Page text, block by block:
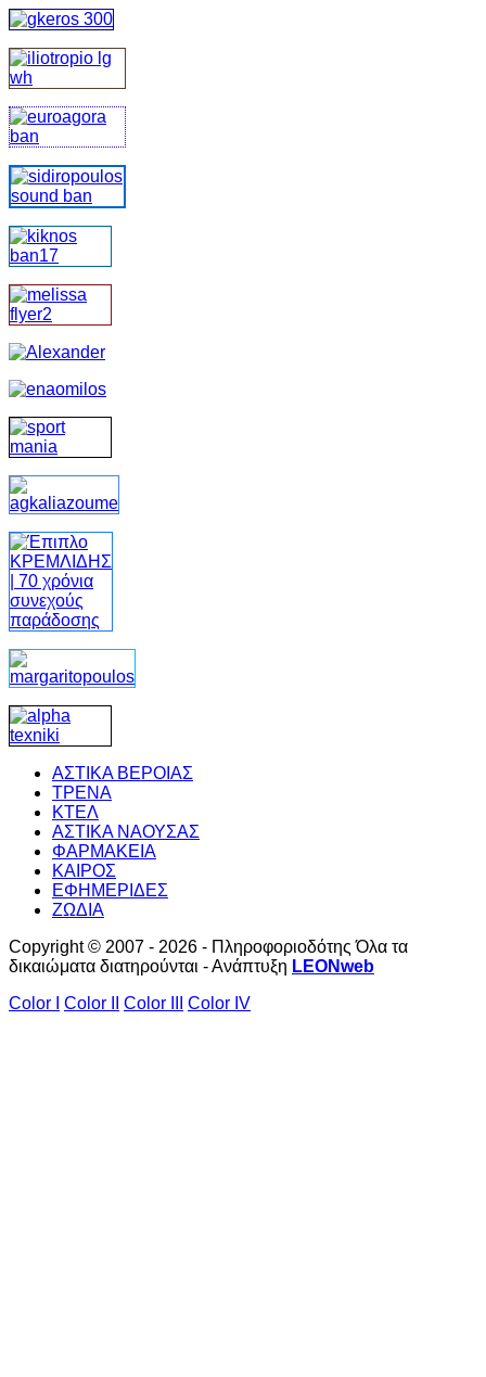
ΑΣΤΙΚΑ ΒΕΡΟΙΑΣ
ΤΡΕΝΑ
ΚΤΕΛ
ΑΣΤΙΚΑ ΝΑΟΥΣΑΣ
ΦΑΡΜΑΚΕΙΑ
ΚΑΙΡΟΣ
ΕΦΗΜΕΡΙΔΕΣ
ΖΩΔΙΑ
Copyright © 2007 - 2026 - Πληροφοριοδότης Όλα τα
δικαιώματα διατηρούνται - Ανάπτυξη LEONweb
Color I
Color II Color III Color IV